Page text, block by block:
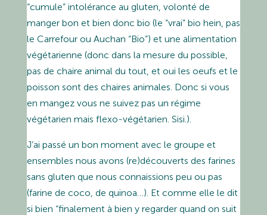
“cumule” intolérance au gluten, volonté de
manger bon et bien donc bio (le “vrai” bio hein, pas
le Carrefour ou Auchan “Bio”) et une alimentation
végétarienne (donc dans la mesure du possible,
pas de chaire animal du tout, et oui les oeufs et le
poisson sont des chaires animales. Donc si vous
en mangez vous ne suivez pas un régime
végétarien mais flexo-végétarien. Sisi.).
J’ai passé un bon moment avec le groupe et
ensembles nous avons (re)découverts des farines
sans gluten que nous connaissions peu ou pas
(farine de coco, de quinoa…). Et comme elle le dit
si bien “finalement à bien y regarder quand on suit